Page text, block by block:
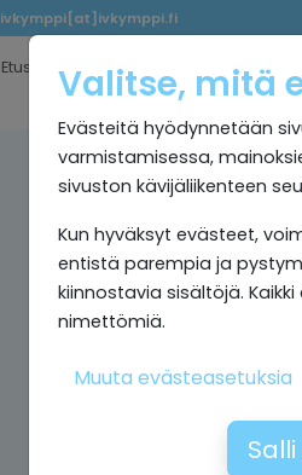
ivkymppi[at]ivkymppi.fi
Etusivu Palvelumme
Ultrapuhdas
sisäilma
Valitse, mitä
Evästeitä hyödynnetään
varmistamisessa,
sivuston kävijäliikenteen
Kun hyväksyt evästeet,
entistä parempia ja
kiinnostavia sisältöjä.
nimettömiä.
Muuta evästeasetuksia